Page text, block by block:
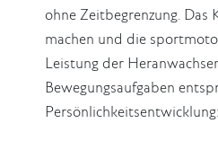
ohne Zeitbegrenzung. Das
machen und die
Leistung der
Bewegungsaufgaben
Persönlichkeitsentwicklung: